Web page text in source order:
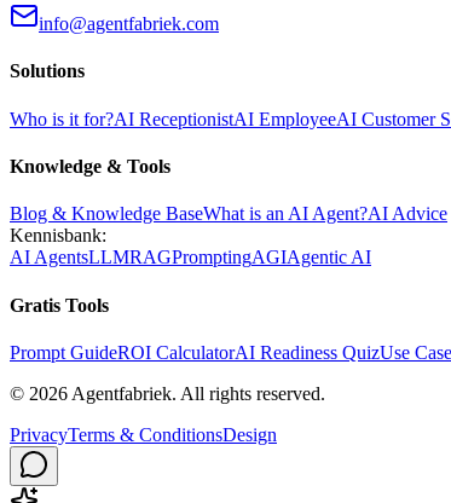
info@agentfabriek.com
Solutions
Who is it for?AI ReceptionistAI EmployeeAI Customer
Knowledge & Tools
Blog & Knowledge BaseWhat is an AI Agent?AI Advice
Kennisbank:
AI AgentsLLMRAGPromptingAGIAgentic AI
Gratis Tools
Prompt GuideROI CalculatorAI Readiness QuizUse
© 2026 Agentfabriek. All rights reserved.
PrivacyTerms & ConditionsDesign